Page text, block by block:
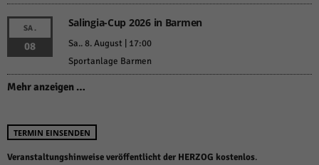
SA.
08
Salingia-Cup 2026 in Barmen
Sa.. 8. August | 17:00
Sportanlage Barmen
Mehr anzeigen …
TERMIN EINSENDEN
Veranstaltungshinweise veröffentlicht der HERZOG kostenlos.